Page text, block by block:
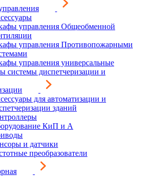
управления Общеобменной
управления Противопожарными
управления универсальные
системы диспетчеризации и
для автоматизации и
зданий
КиП и А
и датчики
преобразователи